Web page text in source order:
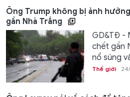
Ông Trump không bị ảnh
gần Nhà Trắng
GD&TĐ -
chết gần
nổ súng
Thế giới